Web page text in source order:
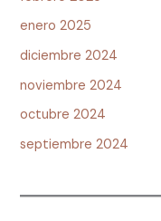
enero 2025
diciembre 2024
noviembre 2024
octubre 2024
septiembre 2024